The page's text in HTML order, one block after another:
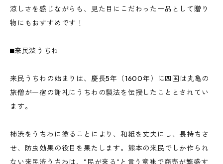
涼しさを感じながらも、見た目にこだわった一品として贈り
物にもおすすめです！
⬛︎来民渋うちわ
来民うちわの始まりは、慶長5年（1600年）に四国は丸亀の
旅僧が一宿の謝礼にうちわの製法を伝授したこととされてい
ます。
柿渋をうちわに塗ることにより、和紙を丈夫にし、長持ちさ
せ、防虫効果の役目を果たします。熊本の来民でしか作られ
ない来民渋うちわは、"民が来る"と言う意味で商売が繁盛す